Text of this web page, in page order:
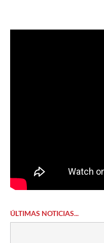
ÚLTIMAS NOTICIAS...